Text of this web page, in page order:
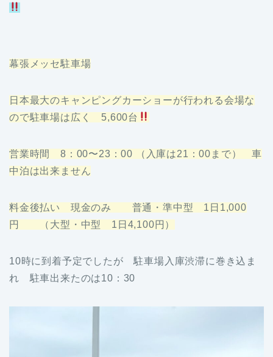
幕張メッセ駐車場
日本最大のキャンピングカーショーが行われる会場な
ので駐車場は広く 5,600台
営業時間 8：00〜23：00 （入庫は21：00まで） 車
中泊は出来ません
料金後払い 現金のみ 普通・準中型 1日1,000
円 （大型・中型 1日4,100円）
10時に到着予定でしたが 駐車場入庫渋滞に巻き込ま
れ 駐車出来たのは10：30